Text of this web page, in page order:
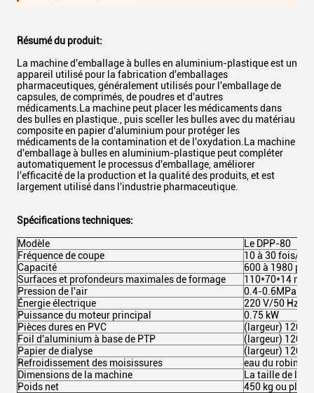
Résumé du produit:
La machine d'emballage à bulles en aluminium-plastique est un
appareil utilisé pour la fabrication d'emballages
pharmaceutiques, généralement utilisés pour l'emballage de
capsules, de comprimés, de poudres et d'autres
médicaments.La machine peut placer les médicaments dans
des bulles en plastique., puis sceller les bulles avec du matériau
composite en papier d'aluminium pour protéger les
médicaments de la contamination et de l'oxydation.La machine
d'emballage à bulles en aluminium-plastique peut compléter
automatiquement le processus d'emballage, améliorer
l'efficacité de la production et la qualité des produits, et est
largement utilisé dans l'industrie pharmaceutique.
Spécifications techniques:
Modèle
Le DPP-80
Fréquence de coupe
10 à 30 fois/
Capacité
600 à 1980
Surfaces et profondeurs maximales de formage
110*70*14 mm
Pression de l'air
0.4-0.6MPa
Énergie électrique
220 V/50 Hz
Puissance du moteur principal
0.75 kW
Pièces dures en PVC
(largeur) 120*
Foil d'aluminium à base de PTP
(largeur) 120*
Papier de dialyse
(largeur)
Refroidissement des moisissures
eau du robinet
Dimensions de la machine
La taille de
Poids net
450 kg ou plus